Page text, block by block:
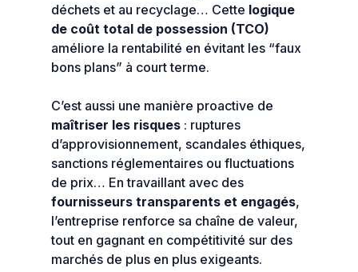
déchets et au recyclage… Cette logique
de coût total de possession (TCO)
améliore la rentabilité en évitant les “faux
bons plans” à court terme.
C’est aussi une manière proactive de
maîtriser les risques : ruptures
d’approvisionnement, scandales éthiques,
sanctions réglementaires ou fluctuations
de prix… En travaillant avec des
fournisseurs transparents et engagés,
l’entreprise renforce sa chaîne de valeur,
tout en gagnant en compétitivité sur des
marchés de plus en plus exigeants.